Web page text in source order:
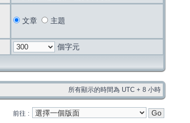
文章 主題
個字元
所有顯示的時間為 UTC + 8 小時
前往 :